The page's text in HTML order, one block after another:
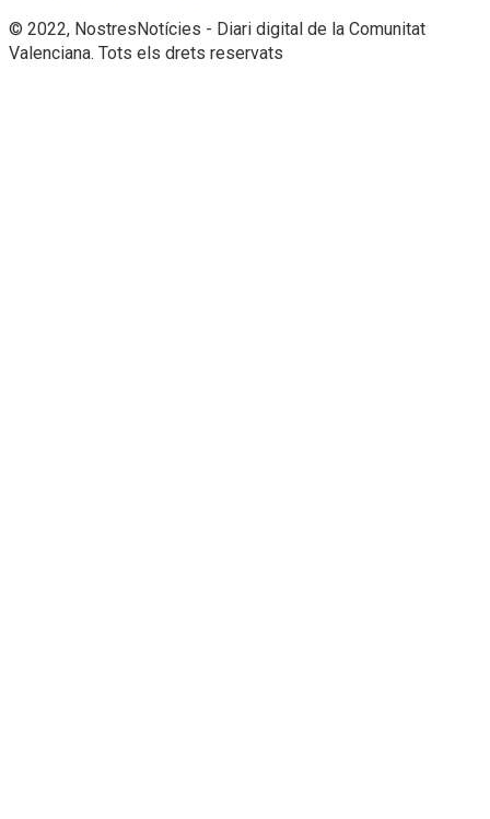
© 2022, NostresNotícies - Diari digital de la Comunitat
Valenciana. Tots els drets reservats